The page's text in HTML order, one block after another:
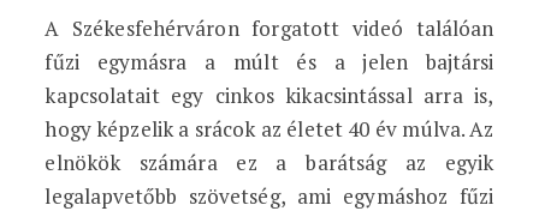
A Székesfehérváron forgatott videó találóan
fűzi egymásra a múlt és a jelen bajtársi
kapcsolatait egy cinkos kikacsintással arra is,
hogy képzelik a srácok az életet 40 év múlva. Az
elnökök számára ez a barátság az egyik
legalapvetőbb szövetség, ami egymáshoz fűzi